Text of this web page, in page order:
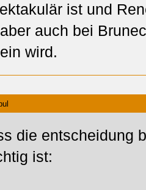
ist und
auch bei
wird.
die entscheidung
ist: